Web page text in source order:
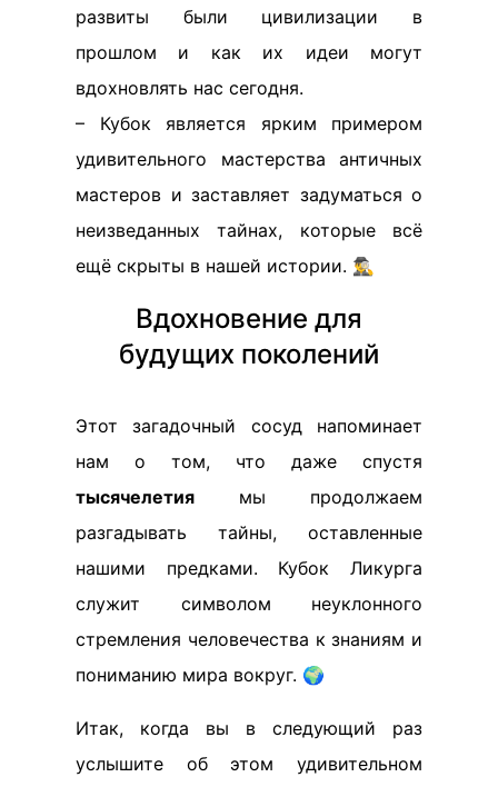
развиты были цивилизации в
прошлом и как их идеи могут
вдохновлять нас сегодня.
– Кубок является ярким примером
удивительного мастерства античных
мастеров и заставляет задуматься о
неизведанных тайнах, которые всё
ещё скрыты в нашей истории. 🕵️‍♂️
Вдохновение для
будущих поколений
Этот загадочный сосуд напоминает
нам о том, что даже спустя
тысячелетия мы продолжаем
разгадывать тайны, оставленные
нашими предками. Кубок Ликурга
служит символом неуклонного
стремления человечества к знаниям и
пониманию мира вокруг. 🌍
Итак, когда вы в следующий раз
услышите об этом удивительном